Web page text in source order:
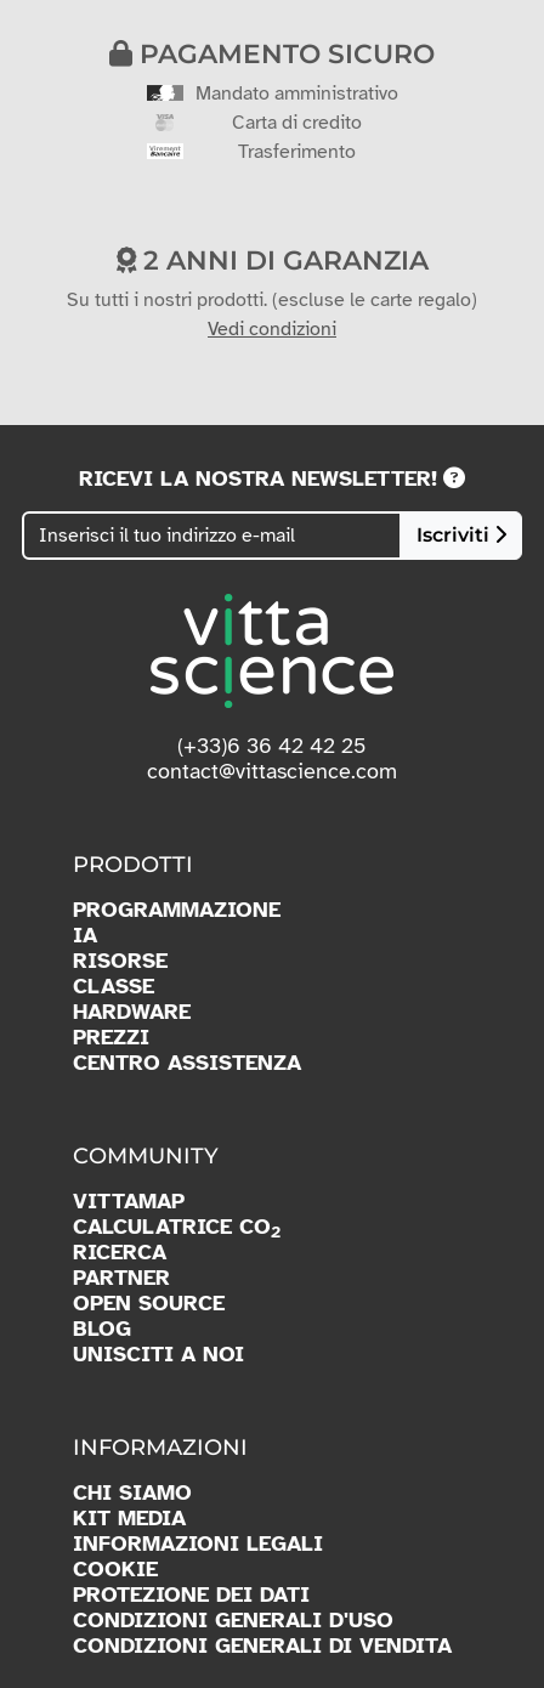
PAGAMENTO SICURO
Mandato amministrativo
Carta di credito
Trasferimento
2 ANNI DI GARANZIA
Su tutti i nostri prodotti. (escluse le carte regalo)
Vedi condizioni
RICEVI LA NOSTRA NEWSLETTER!
Iscriviti
(+33)6 36 42 42 25
contact@vittascience.com
PRODOTTI
PROGRAMMAZIONE
IA
RISORSE
CLASSE
HARDWARE
PREZZI
CENTRO ASSISTENZA
COMMUNITY
VITTAMAP
CALCULATRICE CO2
RICERCA
PARTNER
OPEN SOURCE
BLOG
UNISCITI A NOI
INFORMAZIONI
CHI SIAMO
KIT MEDIA
INFORMAZIONI LEGALI
COOKIE
PROTEZIONE DEI DATI
CONDIZIONI GENERALI D'USO
CONDIZIONI GENERALI DI VENDITA